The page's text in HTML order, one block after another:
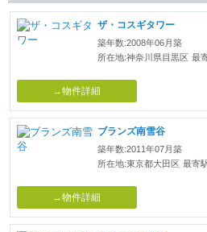
ザ・コスギタワー
築年数:2008年06月築
所在地:神奈川県目黒区 最
→物件詳細
ブランズ南雪谷
築年数:2011年07月築
所在地:東京都大田区 最寄
→物件詳細